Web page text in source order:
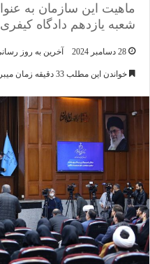
ماهیت این سازمان به
شعبه یازدهم دادگاه
28 دسامبر 2024 آخرین به روز رسانی: 28 دسامبر
خواندن این مطلب 33 دقیقه زمان میبرد